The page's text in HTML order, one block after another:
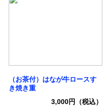
（お茶付）はなが牛ロースす
き焼き重
3,000円（税込）